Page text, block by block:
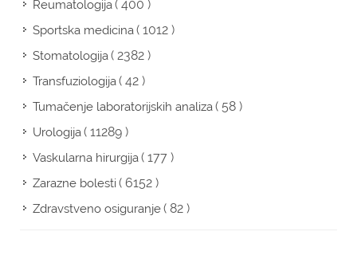
Reumatologija( 400 )
Sportska medicina( 1012 )
Stomatologija( 2382 )
Transfuziologija( 42 )
Tumačenje laboratorijskih analiza( 58 )
Urologija( 11289 )
Vaskularna hirurgija( 177 )
Zarazne bolesti( 6152 )
Zdravstveno osiguranje( 82 )